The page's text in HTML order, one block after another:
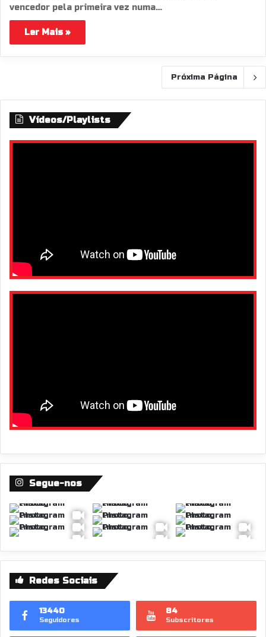
vencedor pela primeira vez numa…
Ler Mais »
Próxima Página
Vídeos/Playlists
Segue-nos
Redes Sociais
13440
Seguidores
84
Subscritores